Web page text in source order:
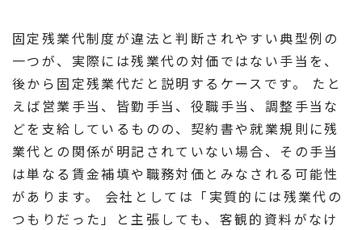
固定残業代制度が違法と判断されやすい典型例の
一つが、実際には残業代の対価ではない手当を、
後から固定残業代だと説明するケースです。 たと
えば営業手当、皆勤手当、役職手当、調整手当な
どを支給しているものの、契約書や就業規則に残
業代との関係が明記されていない場合、その手当
は単なる賃金補填や職務対価とみなされる可能性
があります。 会社としては「実質的には残業代の
つもりだった」と主張しても、客観的資料がなけ